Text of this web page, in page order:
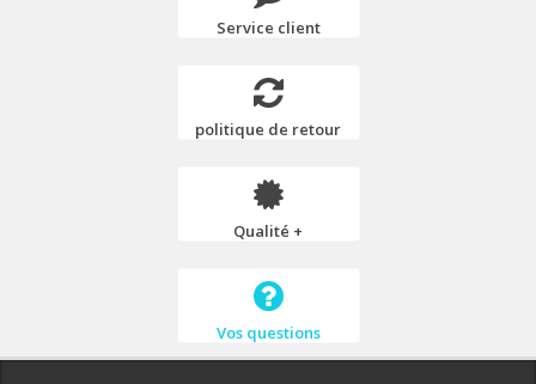
Service client
politique de retour
Qualité +
Vos questions